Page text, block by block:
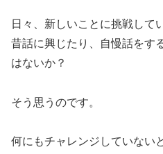
日々、新しいことに挑戦して
昔話に興じたり、自慢話をす
はないか？
そう思うのです。
何にもチャレンジしていない